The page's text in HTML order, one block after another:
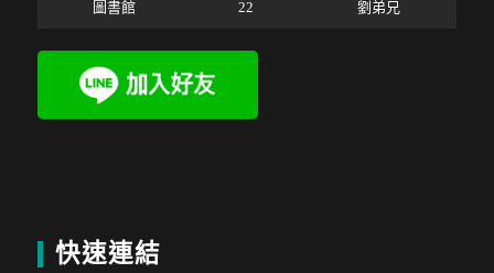
圖書館 22 劉弟兄
快速連結